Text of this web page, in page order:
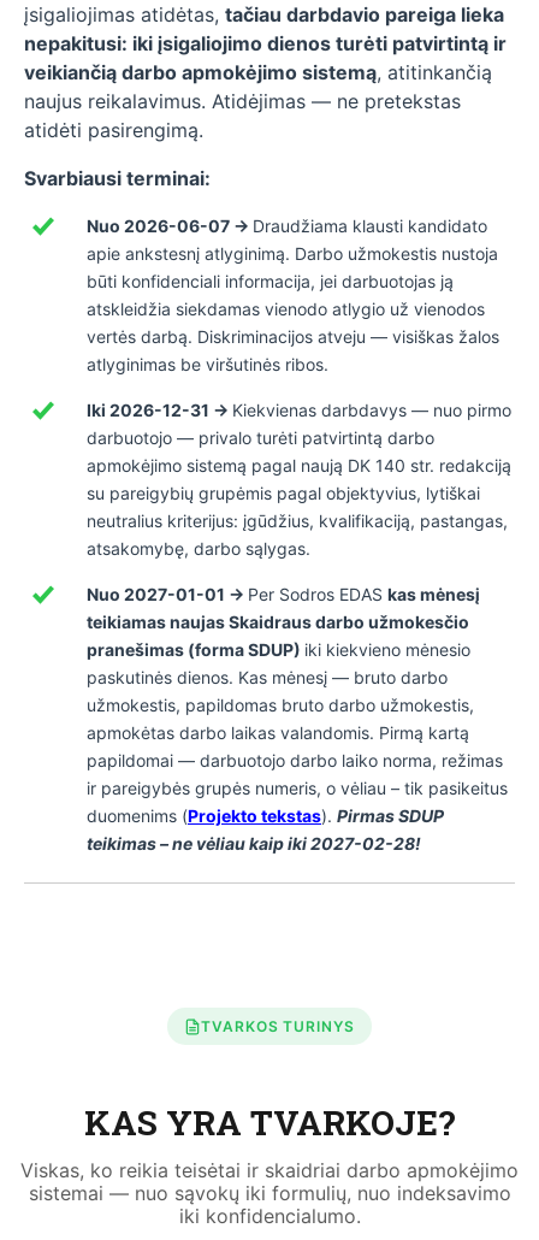
įsigaliojimas atidėtas, tačiau darbdavio pareiga lieka
nepakitusi: iki įsigaliojimo dienos turėti patvirtintą ir
veikiančią darbo apmokėjimo sistemą, atitinkančią
naujus reikalavimus. Atidėjimas — ne pretekstas
atidėti pasirengimą.
Svarbiausi terminai:
Nuo 2026-06-07 → Draudžiama klausti kandidato
apie ankstesnį atlyginimą. Darbo užmokestis nustoja
būti konfidenciali informacija, jei darbuotojas ją
atskleidžia siekdamas vienodo atlygio už vienodos
vertės darbą. Diskriminacijos atveju — visiškas žalos
atlyginimas be viršutinės ribos.
Iki 2026-12-31 → Kiekvienas darbdavys — nuo pirmo
darbuotojo — privalo turėti patvirtintą darbo
apmokėjimo sistemą pagal naują DK 140 str. redakciją
su pareigybių grupėmis pagal objektyvius, lytiškai
neutralius kriterijus: įgūdžius, kvalifikaciją, pastangas,
atsakomybę, darbo sąlygas.
Nuo 2027-01-01 → Per Sodros EDAS kas mėnesį
teikiamas naujas Skaidraus darbo užmokesčio
pranešimas (forma SDUP) iki kiekvieno mėnesio
paskutinės dienos. Kas mėnesį — bruto darbo
užmokestis, papildomas bruto darbo užmokestis,
apmokėtas darbo laikas valandomis. Pirmą kartą
papildomai — darbuotojo darbo laiko norma, režimas
ir pareigybės grupės numeris, o vėliau – tik pasikeitus
duomenims (Projekto tekstas). Pirmas SDUP
teikimas – ne vėliau kaip iki 2027-02-28!
TVARKOS TURINYS
KAS YRA TVARKOJE?
Viskas, ko reikia teisėtai ir skaidriai darbo apmokėjimo
sistemai — nuo sąvokų iki formulių, nuo indeksavimo
iki konfidencialumo.